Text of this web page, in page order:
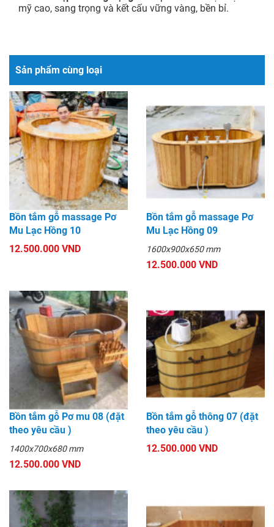
mỹ cao, sang trọng và kết cấu vững vàng, bền bỉ.
Sản phẩm cùng loại
Bồn tắm gỗ massage Pơ
Mu Lạc Hồng 10
12.500.000 VND
Bồn tắm gỗ massage Pơ
Mu Lạc Hồng 09
1600x900x650 mm
12.500.000 VND
Bồn tắm gỗ Pơ mu 08 (đặt
theo yêu cầu )
1400x700x680 mm
12.500.000 VND
Bồn tắm gỗ thông 07 (đặt
theo yêu cầu )
12.500.000 VND